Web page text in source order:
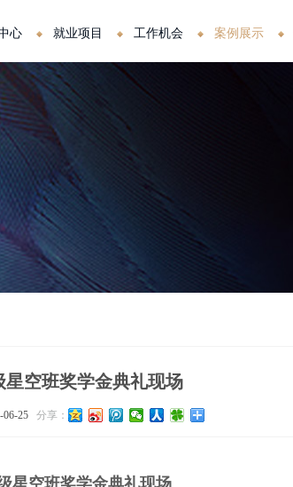
心 就业项目 工作机会 案例展示
星空班奖学金典礼现场
06-25 分享：
星空班奖学金典礼现场